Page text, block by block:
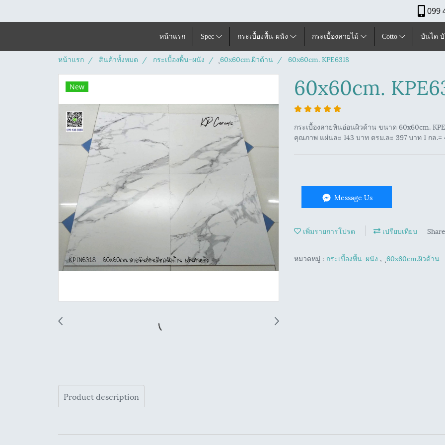
099
หน้าแรก Spec กระเบื้องพื้น-ผนัง กระเบื้องลายไม้ Cotto บันได
หน้าแรก สินค้าทั้งหมด กระเบื้องพื้น-ผนัง ุ60x60cm.ผิวด้าน 60x60cm. KPE6318
New 60x60cm.
กระเบื้องลายหินอ่อนผิวด้าน ขนาด 60x60cm.
คุณภาพ แผ่นละ 143 บาท ตรม.ละ 397 บาท 1 กล.=
Message Us
เพิ่มรายการโปรด เปรียบเทียบ Share
หมวดหมู่ : กระเบื้องพื้น-ผนัง , ุ60x60cm.ผิวด้าน
Product description